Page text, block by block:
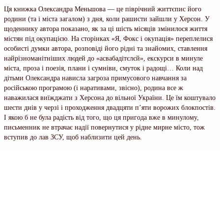
Ця книжка Олександра Меньшова — це піврічний життєпис його
родини (та і міста загалом) з дня, коли рашисти зайшли у Херсон. У
щоденнику автора показано, як за ці шість місяців змінилося життя
містян під окупацією. На сторінках «Я, Фокс і окупація» переплелися
особисті думки автора, розповіді його рідні та знайомих, ставлення
найрізноманітніших людей до «асвабадітєлєй», екскурси в минуле
міста, проза і поезія, плани і сумніви, смуток і радощі… Коли над
дітьми Олександра нависла загроза примусового навчання за
російською програмою (і наративами, звісно), родина все ж
наважилася виїжджати з Херсона до вільної України. Це їм коштувало
шести днів у черзі і проходження двадцяти п’яти ворожих блокпостів.
І якою б не була радість від того, що ця пригода вже в минулому,
письменник не втрачає надії повернутися у рідне мирне місто, тож
вступив до лав ЗСУ, щоб наблизити цей день.